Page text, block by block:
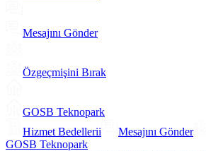
Mesajını Gönder
Özgeçmişini Bırak
GOSB Teknopark
Hizmet Bedellerii
Mesajını Gönder
GOSB Teknopark